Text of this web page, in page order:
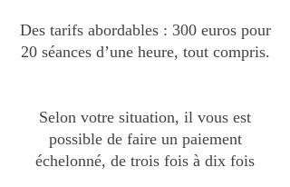
Des tarifs abordables : 300 euros pour
20 séances d’une heure, tout compris.
Selon votre situation, il vous est
possible de faire un paiement
échelonné, de trois fois à dix fois